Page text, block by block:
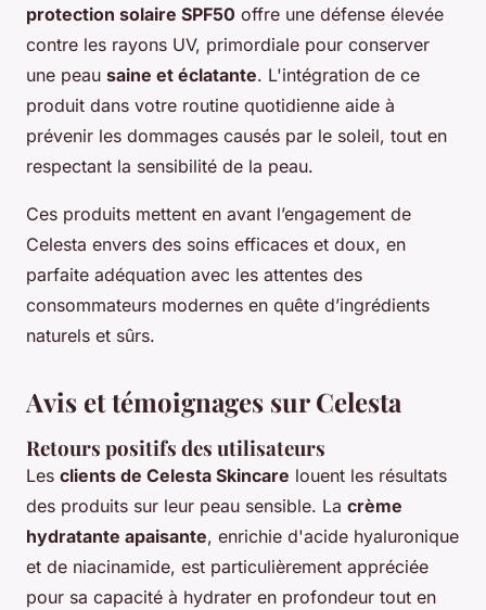
protection solaire SPF50 offre une défense élevée
contre les rayons UV, primordiale pour conserver
une peau saine et éclatante. L'intégration de ce
produit dans votre routine quotidienne aide à
prévenir les dommages causés par le soleil, tout en
respectant la sensibilité de la peau.
Ces produits mettent en avant l’engagement de
Celesta envers des soins efficaces et doux, en
parfaite adéquation avec les attentes des
consommateurs modernes en quête d’ingrédients
naturels et sûrs.
Avis et témoignages sur Celesta
Retours positifs des utilisateurs
Les clients de Celesta Skincare louent les résultats
des produits sur leur peau sensible. La crème
hydratante apaisante, enrichie d'acide hyaluronique
et de niacinamide, est particulièrement appréciée
pour sa capacité à hydrater en profondeur tout en